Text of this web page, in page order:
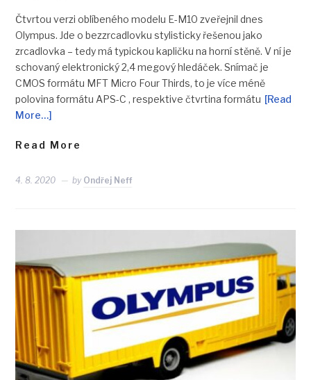
Čtvrtou verzi oblíbeného modelu E-M10 zveřejnil dnes
Olympus. Jde o bezzrcadlovku stylisticky řešenou jako
zrcadlovka – tedy má typickou kapličku na horní stěně. V ní je
schovaný elektronický 2,4 megový hledáček. Snímač je
CMOS formátu MFT Micro Four Thirds, to je více méně
polovina formátu APS-C , respektive čtvrtina formátu [Read
More…]
Read More
4. 8. 2020 by Ondřej Neff